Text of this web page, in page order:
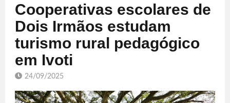
Cooperativas escolares de
Dois Irmãos estudam
turismo rural pedagógico
em Ivoti
24/09/2025